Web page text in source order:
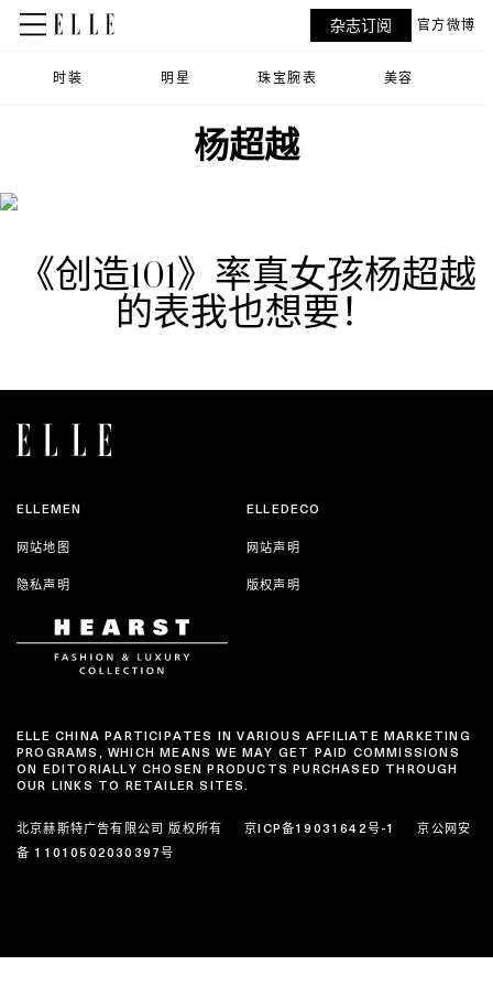
时装 明星 珠宝腕表 美容
杂志订阅 官方微博
杨超越
《创造101》率真女孩杨超越
的表我也想要！
ELLEMEN ELLEDECO
网站地图 网站声明
隐私声明 版权声明
ELLE CHINA PARTICIPATES IN VARIOUS AFFILIATE MARKETING
PROGRAMS, WHICH MEANS WE MAY GET PAID COMMISSIONS
ON EDITORIALLY CHOSEN PRODUCTS PURCHASED THROUGH
OUR LINKS TO RETAILER SITES.
北京赫斯特广告有限公司 版权所有 京ICP备19031642号-1
京公网安
备 11010502030397号